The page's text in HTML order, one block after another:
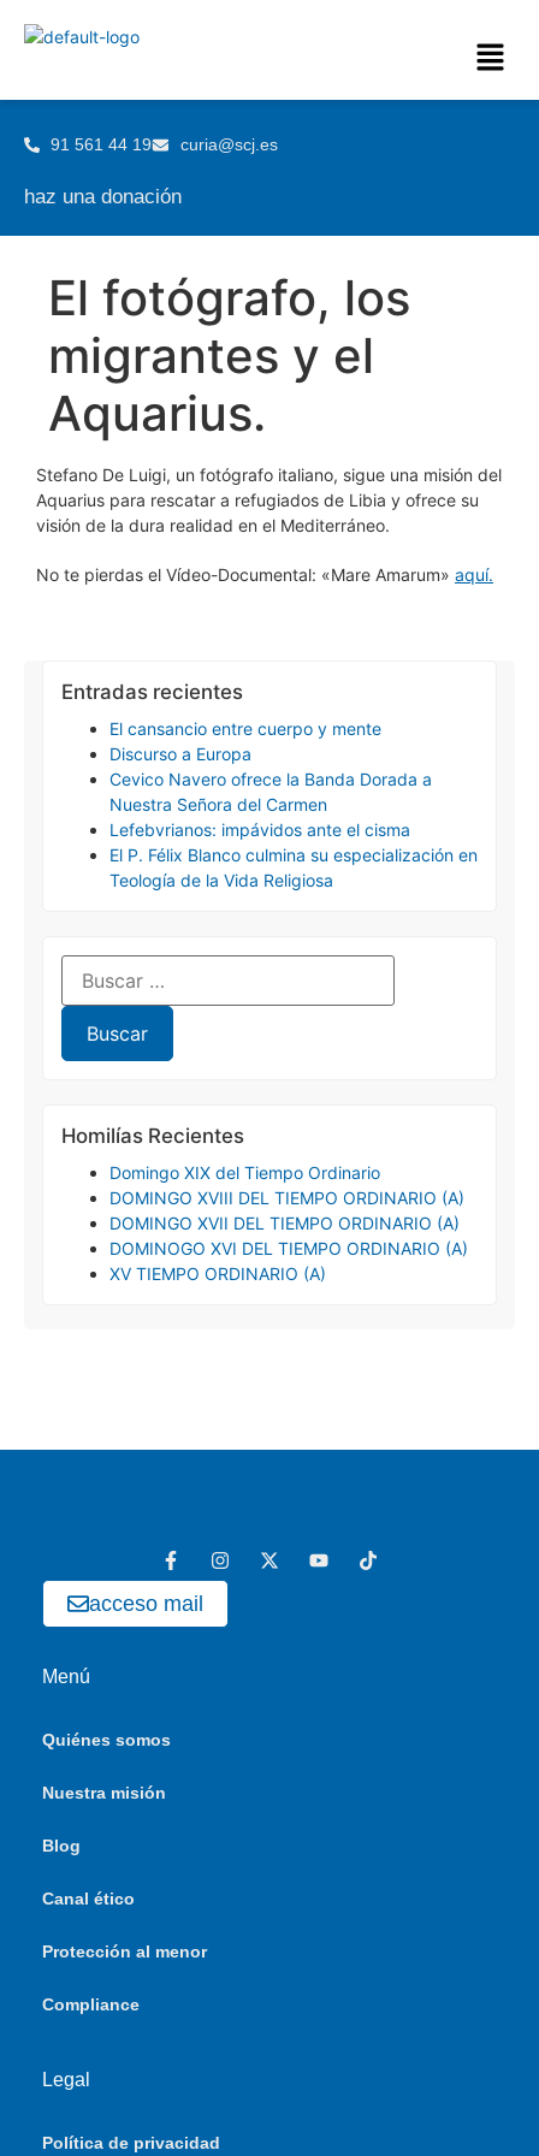
91 561 44 19 curia@scj.es
haz una donación
El fotógrafo, los
migrantes y el
Aquarius.
Stefano De Luigi, un fotógrafo italiano, sigue una misión del
Aquarius para rescatar a refugiados de Libia y ofrece su
visión de la dura realidad en el Mediterráneo.
No te pierdas el Vídeo-Documental: «Mare Amarum» aquí.
Entradas recientes
El cansancio entre cuerpo y mente
Discurso a Europa
Cevico Navero ofrece la Banda Dorada a
Nuestra Señora del Carmen
Lefebvrianos: impávidos ante el cisma
El P. Félix Blanco culmina su especialización en
Teología de la Vida Religiosa
Homilías Recientes
Domingo XIX del Tiempo Ordinario
DOMINGO XVIII DEL TIEMPO ORDINARIO (A)
DOMINGO XVII DEL TIEMPO ORDINARIO (A)
DOMINOGO XVI DEL TIEMPO ORDINARIO (A)
XV TIEMPO ORDINARIO (A)
acceso mail
Menú
Quiénes somos
Nuestra misión
Blog
Canal ético
Protección al menor
Compliance
Legal
Política de privacidad